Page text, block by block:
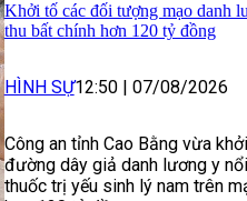
Khởi tố các đối tượng mạo danh
thu bất chính hơn 120 tỷ đồng
HÌNH SỰ12:50 07/08/2026
Công an tỉnh Cao Bằng vừa
đường dây giả danh lương y
thuốc trị yếu sinh lý nam trên